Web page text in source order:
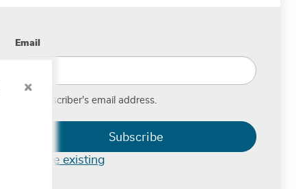
Email
The subscriber's email address.
Subscribe
Manage existing